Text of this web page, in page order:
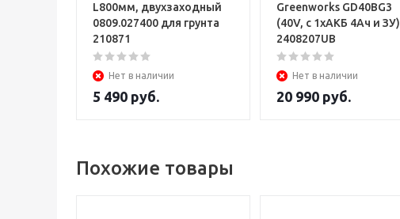
L800мм, двухзаходный
0809.027400 для грунта
210871
Нет в наличии
5 490 руб.
Greenworks GD40BG3
(40V, с 1хАКБ 4Ач и ЗУ)
2408207UB
Нет в наличии
20 990 руб.
Похожие товары